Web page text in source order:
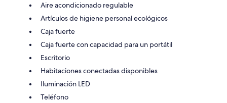
Aire acondicionado regulable
Artículos de higiene personal ecológicos
Caja fuerte
Caja fuerte con capacidad para un portátil
Escritorio
Habitaciones conectadas disponibles
Iluminación LED
Teléfono